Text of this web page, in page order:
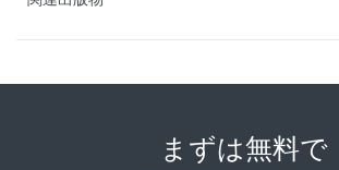
まずは無料で